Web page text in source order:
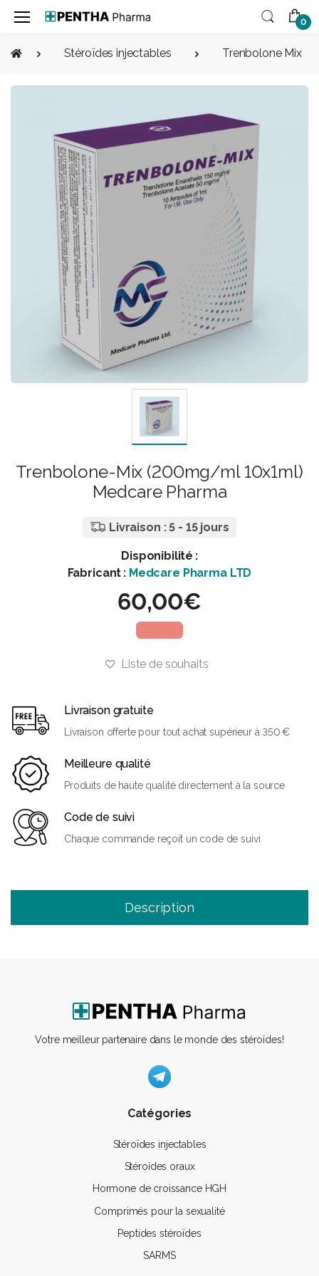
0
Stéroïdes injectables Trenbolone Mix
Trenbolone-Mix (200mg/ml 10x1ml)
Medcare Pharma
Livraison : 5 - 15 jours
Disponibilité :
Fabricant : Medcare Pharma LTD
60,00€
Liste de souhaits
Livraison gratuite
Livraison offerte pour tout achat supérieur à 350 €
Meilleure qualité
Produits de haute qualité directement à la source
Code de suivi
Chaque commande reçoit un code de suivi
Description
Votre meilleur partenaire dans le monde des stéroïdes!
Catégories
Stéroïdes injectables
Stéroïdes oraux
Hormone de croissance HGH
Comprimés pour la sexualité
Peptides stéroïdes
SARMS